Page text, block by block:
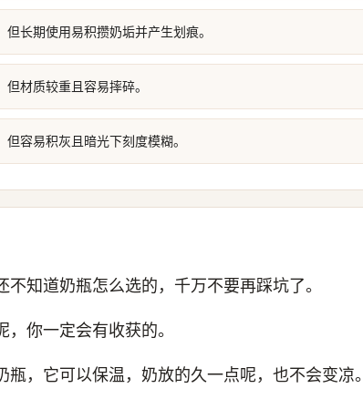
长期使用易积攒奶垢并产生划痕。
材质较重且容易摔碎。
容易积灰且暗光下刻度模糊。
不知道奶瓶怎么选的，千万不要再踩坑了。
，你一定会有收获的。
瓶，它可以保温，奶放的久一点呢，也不会变凉。